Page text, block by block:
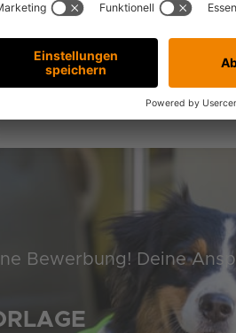
Bewerbung! Deine